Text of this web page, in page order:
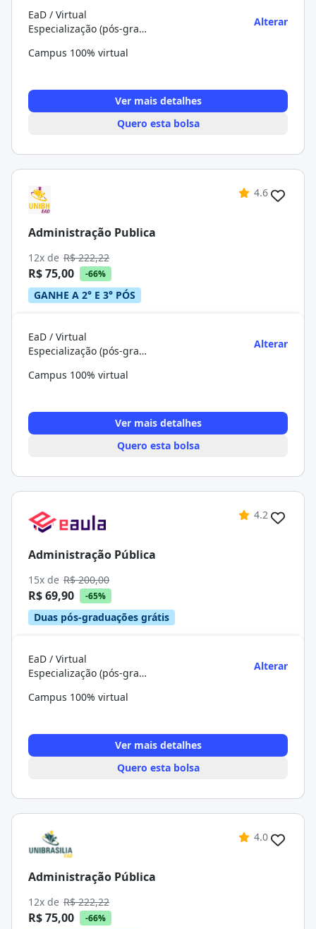
EaD / Virtual
Especialização (pós-graduação)
Alterar
Campus 100% virtual
Ver mais detalhes
Quero esta bolsa
4.6
Administração Publica
12x de R$ 222,22
R$ 75,00 -66%
GANHE A 2° E 3° PÓS
EaD / Virtual
Especialização (pós-graduação)
Alterar
Campus 100% virtual
Ver mais detalhes
Quero esta bolsa
4.2
Administração Pública
15x de R$ 200,00
R$ 69,90 -65%
Duas pós-graduações grátis
EaD / Virtual
Especialização (pós-graduação)
Alterar
Campus 100% virtual
Ver mais detalhes
Quero esta bolsa
4.0
Administração Pública
12x de R$ 222,22
R$ 75,00 -66%